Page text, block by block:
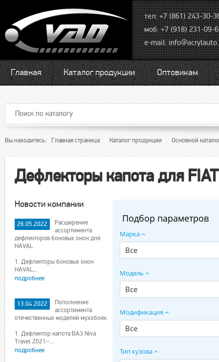
тел: +7 (861) 243-30-
моб: +7 (918) 231-09-
e-mail:
Главная Каталог продукции Оптовикам
Вы находитесь: Главная страница Каталог продукции Основной
Дефлекторы капота для FIAT
Новости компании
26.05.2022
Расширение
ассортимента
дефлекторов боковых окон для
HAVAL
1. Дефлекторы боковых окон
HAVAL...
подробнее
13.04.2022
Пополнение
ассортимента
отечественных моделей мухобоек
1. Дефлектор капота ВАЗ Niva
Travel 2021~...
подробнее
Подбор параметров
Марка
Все
Модель
Все
Модификация
Все
Тип кузова